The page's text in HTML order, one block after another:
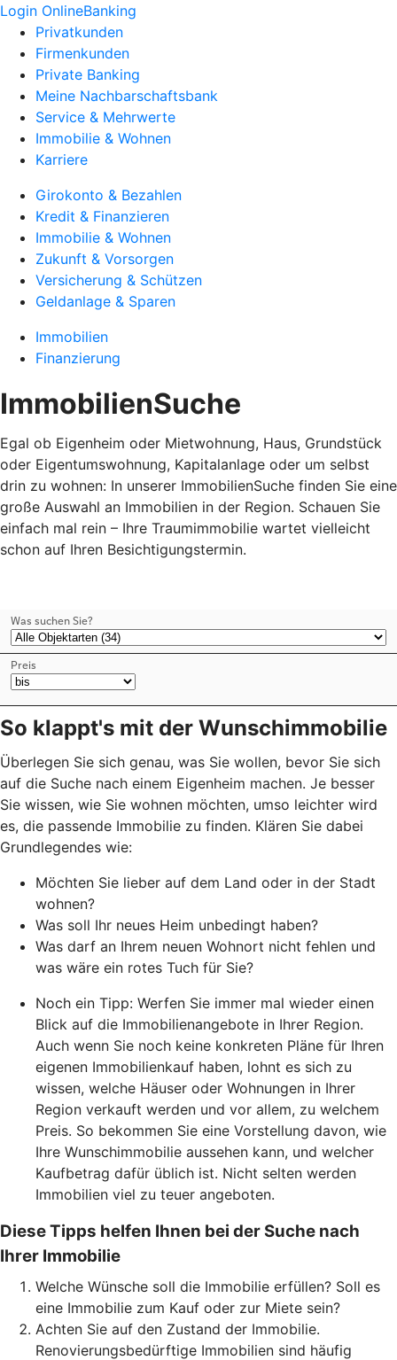
Login OnlineBanking
Privatkunden
Firmenkunden
Private Banking
Meine Nachbarschaftsbank
Service & Mehrwerte
Immobilie & Wohnen
Karriere
Girokonto & Bezahlen
Kredit & Finanzieren
Immobilie & Wohnen
Zukunft & Vorsorgen
Versicherung & Schützen
Geldanlage & Sparen
Immobilien
Finanzierung
ImmobilienSuche
Egal ob Eigenheim oder Mietwohnung, Haus, Grundstück
oder Eigentumswohnung, Kapitalanlage oder um selbst
drin zu wohnen: In unserer ImmobilienSuche finden Sie eine
große Auswahl an Immobilien in der Region. Schauen Sie
einfach mal rein – Ihre Traumimmobilie wartet vielleicht
schon auf Ihren Besichtigungstermin.
So klappt's mit der Wunschimmobilie
Überlegen Sie sich genau, was Sie wollen, bevor Sie sich
auf die Suche nach einem Eigenheim machen. Je besser
Sie wissen, wie Sie wohnen möchten, umso leichter wird
es, die passende Immobilie zu finden. Klären Sie dabei
Grundlegendes wie:
Möchten Sie lieber auf dem Land oder in der Stadt
wohnen?
Was soll Ihr neues Heim unbedingt haben?
Was darf an Ihrem neuen Wohnort nicht fehlen und
was wäre ein rotes Tuch für Sie?
Noch ein Tipp: Werfen Sie immer mal wieder einen
Blick auf die Immobilienangebote in Ihrer Region.
Auch wenn Sie noch keine konkreten Pläne für Ihren
eigenen Immobilienkauf haben, lohnt es sich zu
wissen, welche Häuser oder Wohnungen in Ihrer
Region verkauft werden und vor allem, zu welchem
Preis. So bekommen Sie eine Vorstellung davon, wie
Ihre Wunschimmobilie aussehen kann, und welcher
Kaufbetrag dafür üblich ist. Nicht selten werden
Immobilien viel zu teuer angeboten.
Diese Tipps helfen Ihnen bei der Suche nach
Ihrer Immobilie
Welche Wünsche soll die Immobilie erfüllen? Soll es
eine Immobilie zum Kauf oder zur Miete sein?
Achten Sie auf den Zustand der Immobilie.
Renovierungsbedürftige Immobilien sind häufig